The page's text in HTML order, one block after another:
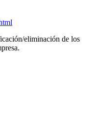
eliminación de los